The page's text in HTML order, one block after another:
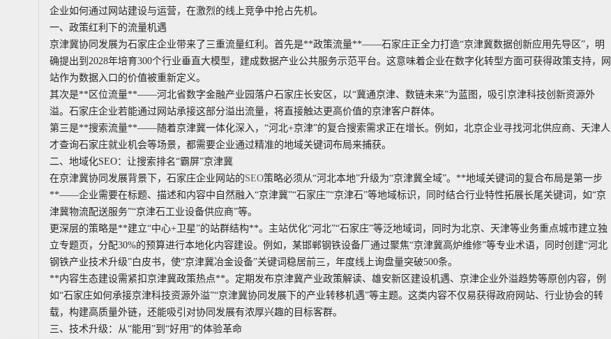
企业如何通过网站建设与运营，在激烈的线上竞争中抢占先机。
一、政策红利下的流量机遇
京津冀协同发展为石家庄企业带来了三重流量红利。首先是**政策流量**——石家庄正全力打造“京津冀数据创新应用先导区”，明
确提出到2028年培育300个行业垂直大模型，建成数据产业公共服务示范平台。这意味着企业在数字化转型方面可获得政策支持，网
站作为数据入口的价值被重新定义。
其次是**区位流量**——河北省数字金融产业园落户石家庄长安区，以“冀通京津、数链未来”为蓝图，吸引京津科技创新资源外
溢。石家庄企业若能通过网站承接这部分溢出流量，将直接触达更高价值的京津客户群体。
第三是**搜索流量**——随着京津冀一体化深入，“河北+京津”的复合搜索需求正在增长。例如，北京企业寻找河北供应商、天津人
才查询石家庄就业机会等场景，都需要企业通过精准的地域关键词布局来捕获。
二、地域化SEO：让搜索排名“霸屏”京津冀
在京津冀协同发展背景下，石家庄企业网站的SEO策略必须从“河北本地”升级为“京津冀全域”。**地域关键词的复合布局是第一步
**——企业需要在标题、描述和内容中自然融入“京津冀”“石家庄”“京津石”等地域标识，同时结合行业特性拓展长尾关键词，如“京
津冀物流配送服务”“京津石工业设备供应商”等。
更深层的策略是**建立“中心+卫星”的站群结构**。主站优化“河北”“石家庄”等泛地域词，同时为北京、天津等业务重点城市建立独
立专题页，分配30%的预算进行本地化内容建设。例如，某邯郸钢铁设备厂通过聚焦“京津冀高炉维修”等专业术语，同时创建“河北
钢铁产业技术升级”白皮书，使“京津冀冶金设备”关键词稳居前三，年度线上询盘量突破500条。
**内容生态建设需紧扣京津冀政策热点**。定期发布京津冀产业政策解读、雄安新区建设机遇、京津企业外溢趋势等原创内容，例
如“石家庄如何承接京津科技资源外溢”“京津冀协同发展下的产业转移机遇”等主题。这类内容不仅易获得政府网站、行业协会的转
载，构建高质量外链，还能吸引对协同发展有浓厚兴趣的目标客群。
三、技术升级：从“能用”到“好用”的体验革命